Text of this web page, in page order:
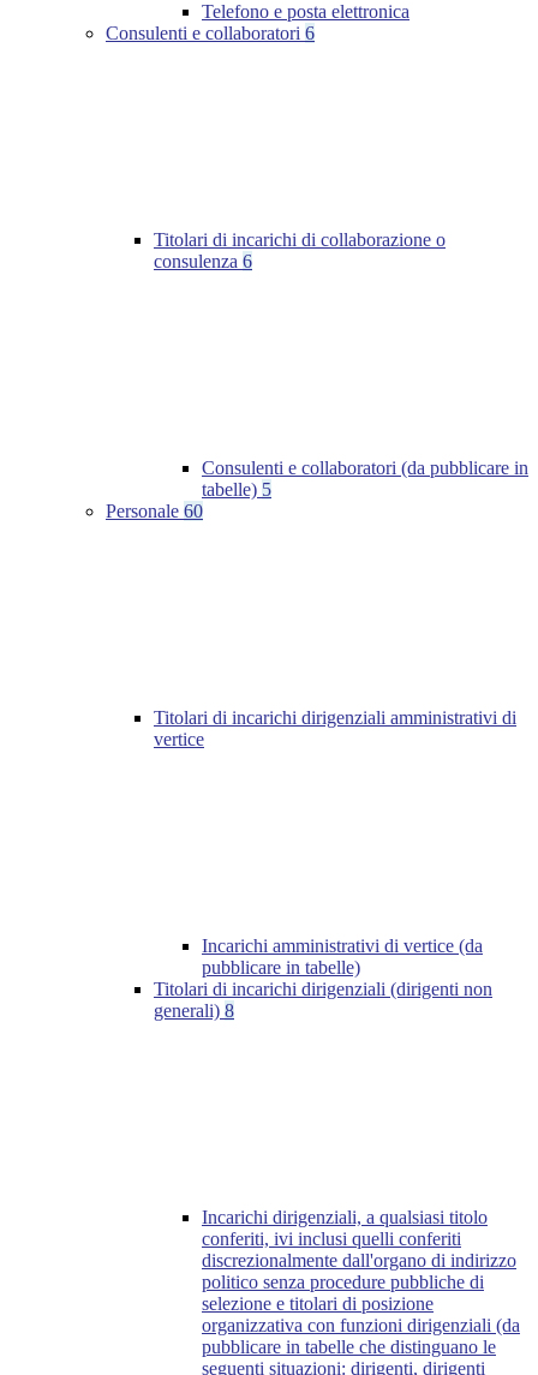
Telefono e posta elettronica
Consulenti e collaboratori 6
Titolari di incarichi di collaborazione o
consulenza 6
Consulenti e collaboratori (da pubblicare in
tabelle) 5
Personale 60
Titolari di incarichi dirigenziali amministrativi di
vertice
Incarichi amministrativi di vertice (da
pubblicare in tabelle)
Titolari di incarichi dirigenziali (dirigenti non
generali) 8
Incarichi dirigenziali, a qualsiasi titolo
conferiti, ivi inclusi quelli conferiti
discrezionalmente dall'organo di indirizzo
politico senza procedure pubbliche di
selezione e titolari di posizione
organizzativa con funzioni dirigenziali (da
pubblicare in tabelle che distinguano le
seguenti situazioni: dirigenti, dirigenti